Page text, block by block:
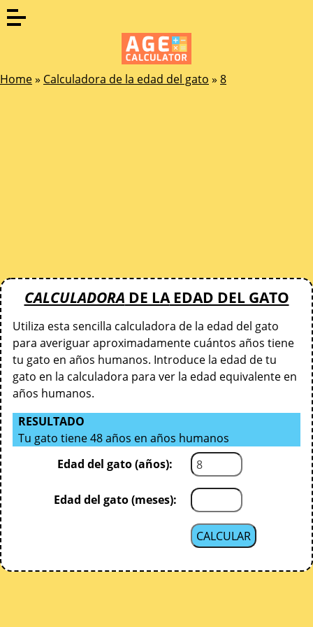
Home» Calculadora de la edad del gato » 8
CALCULADORA DE LAEDAD DEL GATO
Utiliza esta sencilla calculadora de la edad del gato
para averiguar aproximadamente cuántos años tiene
tu gato en años humanos. Introduce la edad de tu
gato en la calculadora para ver la edad equivalente en
años humanos.
RESULTADO
Tu gato tiene 48 años en años humanos
Edad del gato (años):
Edad del gato (meses):